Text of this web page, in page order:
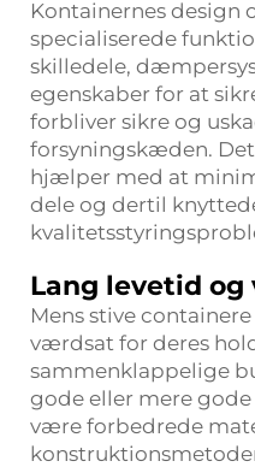
Kontainernes design
specialiserede
skilledele,
egenskaber for at
forbliver sikre og
forsyningskæden.
hjælper med at
dele og dertil
Lang levetid
Mens stive
værdsat for deres
sammenklappelige
gode eller mere
være forbedrede